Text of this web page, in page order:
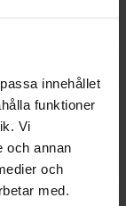
innehållet
funktioner
Vi
och annan
och
med.
S-Märke